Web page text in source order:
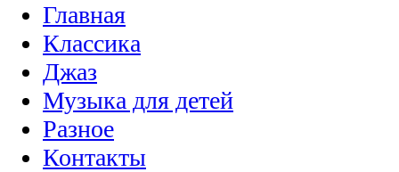
Главная
Классика
Джаз
Музыка для детей
Разное
Контакты